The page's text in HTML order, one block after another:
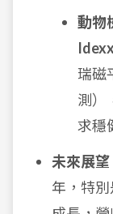
動物
Idexx
瑞磁
測）
求穩
未來展望
年，特